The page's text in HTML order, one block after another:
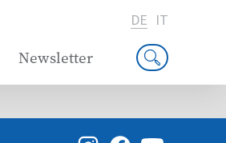
Newsletter
DE IT